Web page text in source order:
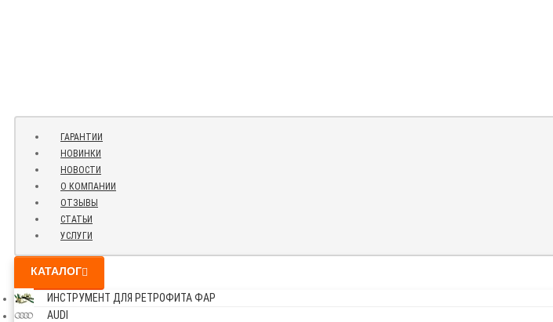
ГАРАНТИИ
НОВИНКИ
НОВОСТИ
О КОМПАНИИ
ОТЗЫВЫ
СТАТЬИ
УСЛУГИ
КАТАЛОГ
ИНСТРУМЕНТ ДЛЯ РЕТРОФИТА ФАР
AUDI